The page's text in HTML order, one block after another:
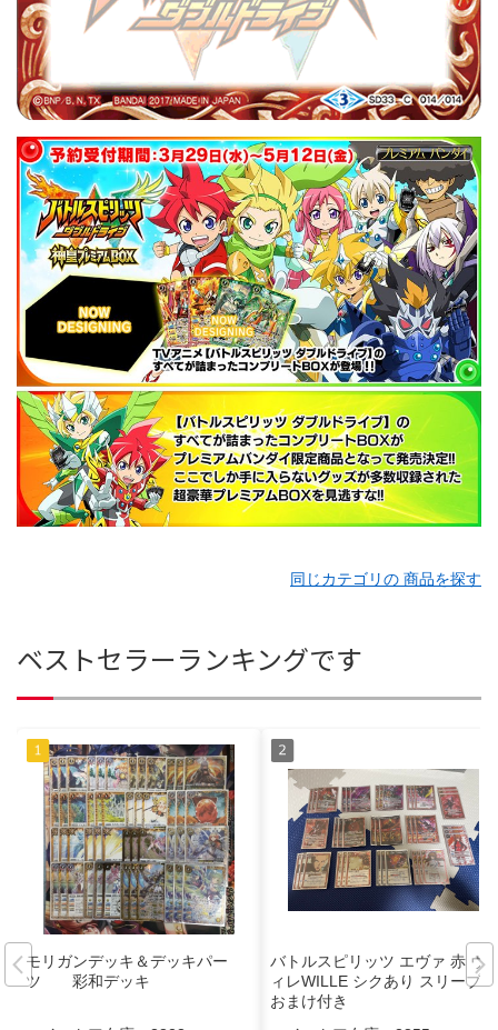
同じカテゴリの 商品を探す
ベストセラーランキングです
モリガンデッキ＆デッキパー
ツ 彩和デッキ
バトルスピリッツ エヴァ 赤 ヴ
ィレWILLE シクあり スリーブ＆
おまけ付き